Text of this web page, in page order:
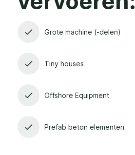
Grote machine (-delen)
Tiny houses
Offshore Equipment
Prefab beton elementen